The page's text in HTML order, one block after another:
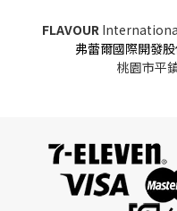
FLAVOUR
弗蕾爾國際開發
桃園市平